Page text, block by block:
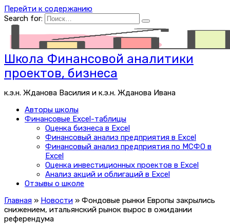
Перейти к содержанию
Search for:
Школа Финансовой аналитики
проектов, бизнеса
к.э.н. Жданова Василия и к.э.н. Жданова Ивана
Авторы школы
Финансовые Excel-таблицы
Оценка бизнеса в Excel
Финансовый анализ предприятия в Excel
Финансовый анализ предприятия по МСФО в
Excel
Оценка инвестиционных проектов в Excel
Анализ акций и облигаций в Excel
Отзывы о школе
Главная » Новости » Фондовые рынки Европы закрылись
снижением, итальянский рынок вырос в ожидании
референдума